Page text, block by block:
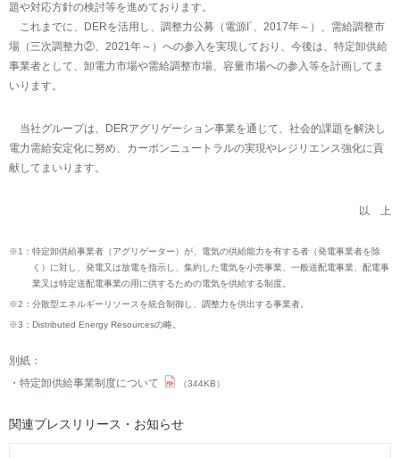
題や対応方針の検討等を進めております。
これまでに、DERを活用し、調整力公募（電源I´、2017年～）、需給調整市
場（三次調整力②、2021年～）への参入を実現しており、今後は、特定卸供給
事業者として、卸電力市場や需給調整市場、容量市場への参入等を計画してま
いります。
当社グループは、DERアグリゲーション事業を通じて、社会的課題を解決し
電力需給安定化に努め、カーボンニュートラルの実現やレジリエンス強化に貢
献してまいります。
以 上
※1： 特定卸供給事業者（アグリゲーター）が、電気の供給能力を有する者（発電事業者を除
く）に対し、発電又は放電を指示し、集約した電気を小売事業、一般送配電事業、配電事
業又は特定送配電事業の用に供するための電気を供給する制度。
※2： 分散型エネルギーリソースを統合制御し、調整力を供出する事業者。
※3： Distributed Energy Resourcesの略。
別紙：
特定卸供給事業制度について
（344KB）
関連プレスリリース・お知らせ